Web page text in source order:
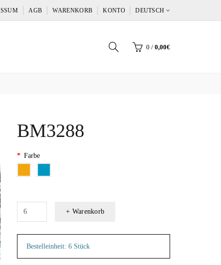
AGB WARENKORB KONTO DEUTSCH
0 / 0,00€
BM3288
Farbe
+ Warenkorb
Bestelleinheit: 6 Stück